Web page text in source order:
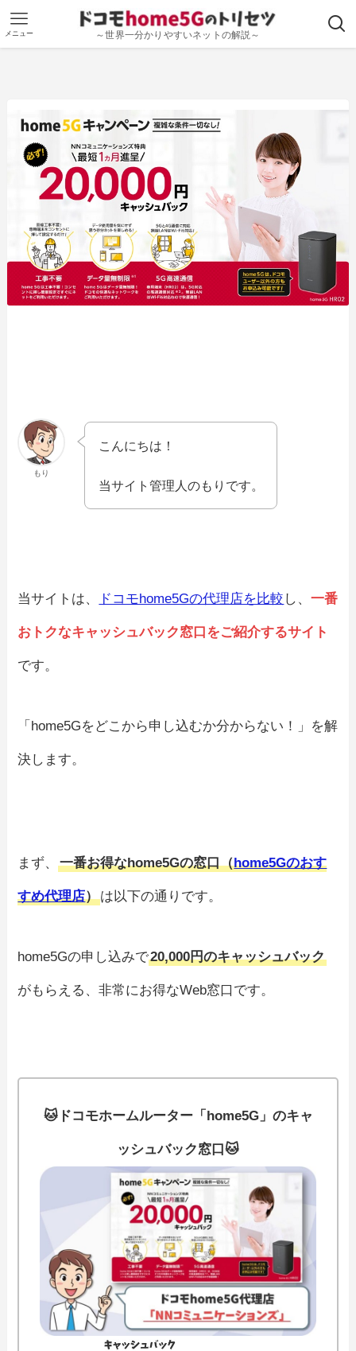
～世界一分かりやすいネットの解説～
メニュー
もり
こんにちは！
当サイト管理人のもりです。
当サイトは、 ドコモhome5Gの代理店を比較 し、一番
おトクなキャッシュバック窓口をご紹介するサイト
です。
「home5Gをどこから申し込むか分からない！」を解
決します。
まず、一番お得なhome5Gの窓口（home5Gのおす
すめ代理店）は以下の通りです。
home5Gの申し込みで20,000円のキャッシュバック
がもらえる、非常にお得なWeb窓口です。
🐱ドコモホームルーター「home5G」のキャ
ッシュバック窓口🐱